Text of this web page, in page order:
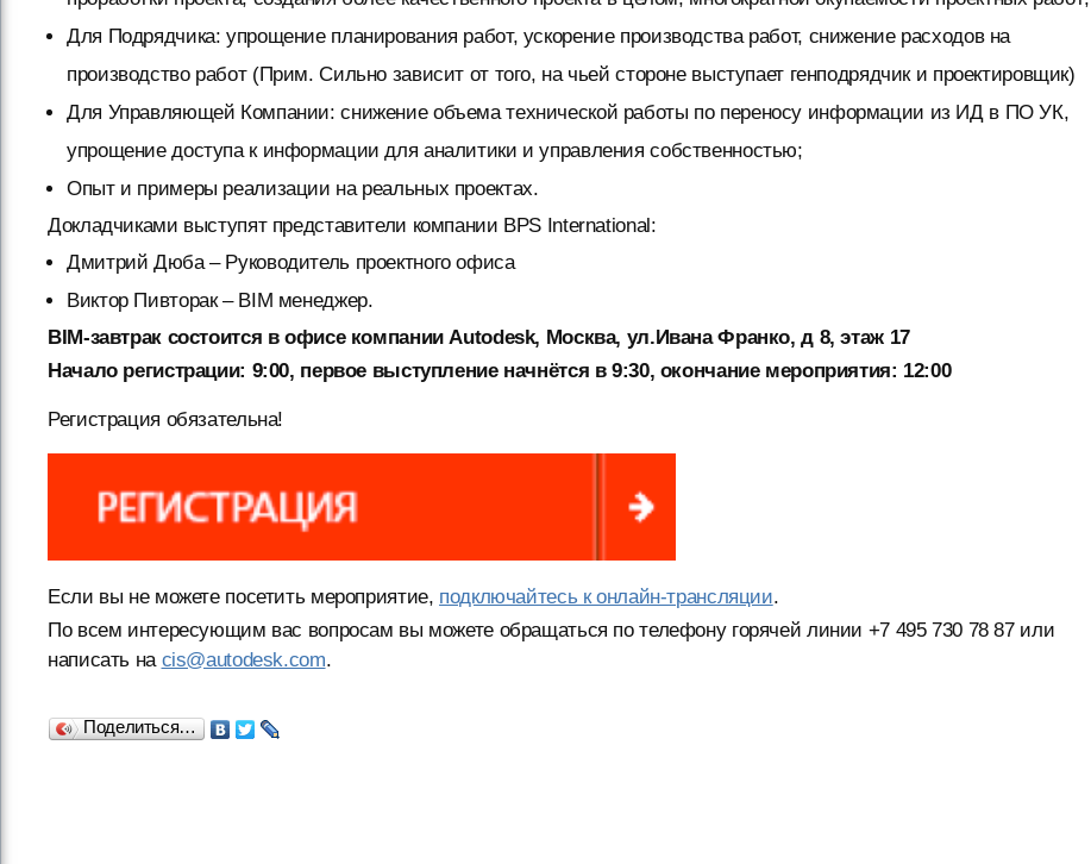
Для Подрядчика: упрощение планирования работ, ускорение производства работ, снижение расходов на
производство работ (Прим. Сильно зависит от того, на чьей стороне выступает генподрядчик и проектировщик)
Для Управляющей Компании: снижение объема технической работы по переносу информации из ИД в ПО УК,
упрощение доступа к информации для аналитики и управления собственностью;
Опыт и примеры реализации на реальных проектах.
Докладчиками выступят представители компании BPS International:
Дмитрий Дюба – Руководитель проектного офиса
Виктор Пивторак – BIM менеджер.
BIM-завтрак состоится в офисе компании Autodesk, Москва, ул.Ивана Франко, д 8, этаж 17
Начало регистрации: 9:00, первое выступление начнётся в 9:30, окончание мероприятия: 12:00
Регистрация обязательна!
Если вы не можете посетить мероприятие, подключайтесь к онлайн-трансляции.
По всем интересующим вас вопросам вы можете обращаться по телефону горячей линии +7 495 730 78 87 или
написать на cis@autodesk.com.
Поделиться…